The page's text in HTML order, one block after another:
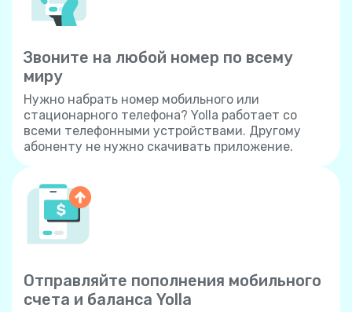
Звоните на любой номер по всему
миру
Нужно набрать номер мобильного или
стационарного телефона? Yolla работает со
всеми телефонными устройствами. Другому
абоненту не нужно скачивать приложение.
Отправляйте пополнения мобильного
счета и баланса Yolla